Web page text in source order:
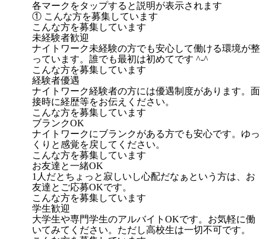
各マークをタップすると説明が表示されます
① こんな方を募集しています
こんな方を募集しています
未経験者歓迎
ナイトワーク未経験の方でも安心して働ける環境が整
っています。誰でも最初は初めてです ^-^
こんな方を募集しています
経験者優遇
ナイトワーク経験者の方には優遇制度があります。面
接時に経歴等をお伝えください。
こんな方を募集しています
ブランクOK
ナイトワークにブランクがある方でも安心です。ゆっ
くりと感覚を戻してください。
こんな方を募集しています
お友達と一緒OK
1人だとちょっと寂しいし心配だなぁという方は、お
友達とご応募OKです。
こんな方を募集しています
学生歓迎
大学生や専門学生のアルバイトOKです。お気軽に働
いてみてください。ただし高校生は一切不可です。